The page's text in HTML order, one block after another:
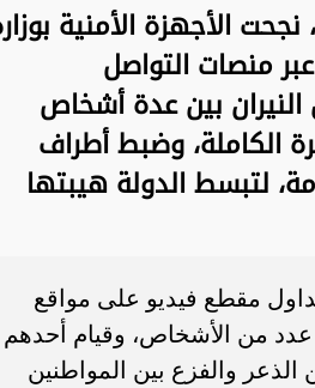
الأجهزة الأمنية
منصات التواصل
النيران بين عدة أشخاص
الكاملة، وضبط أطراف
لتبسط الدولة هيبتها
مقطع فيديو على مواقع
من الأشخاص، وقيام أحدهم
الذعر والفزع بين المواطنين